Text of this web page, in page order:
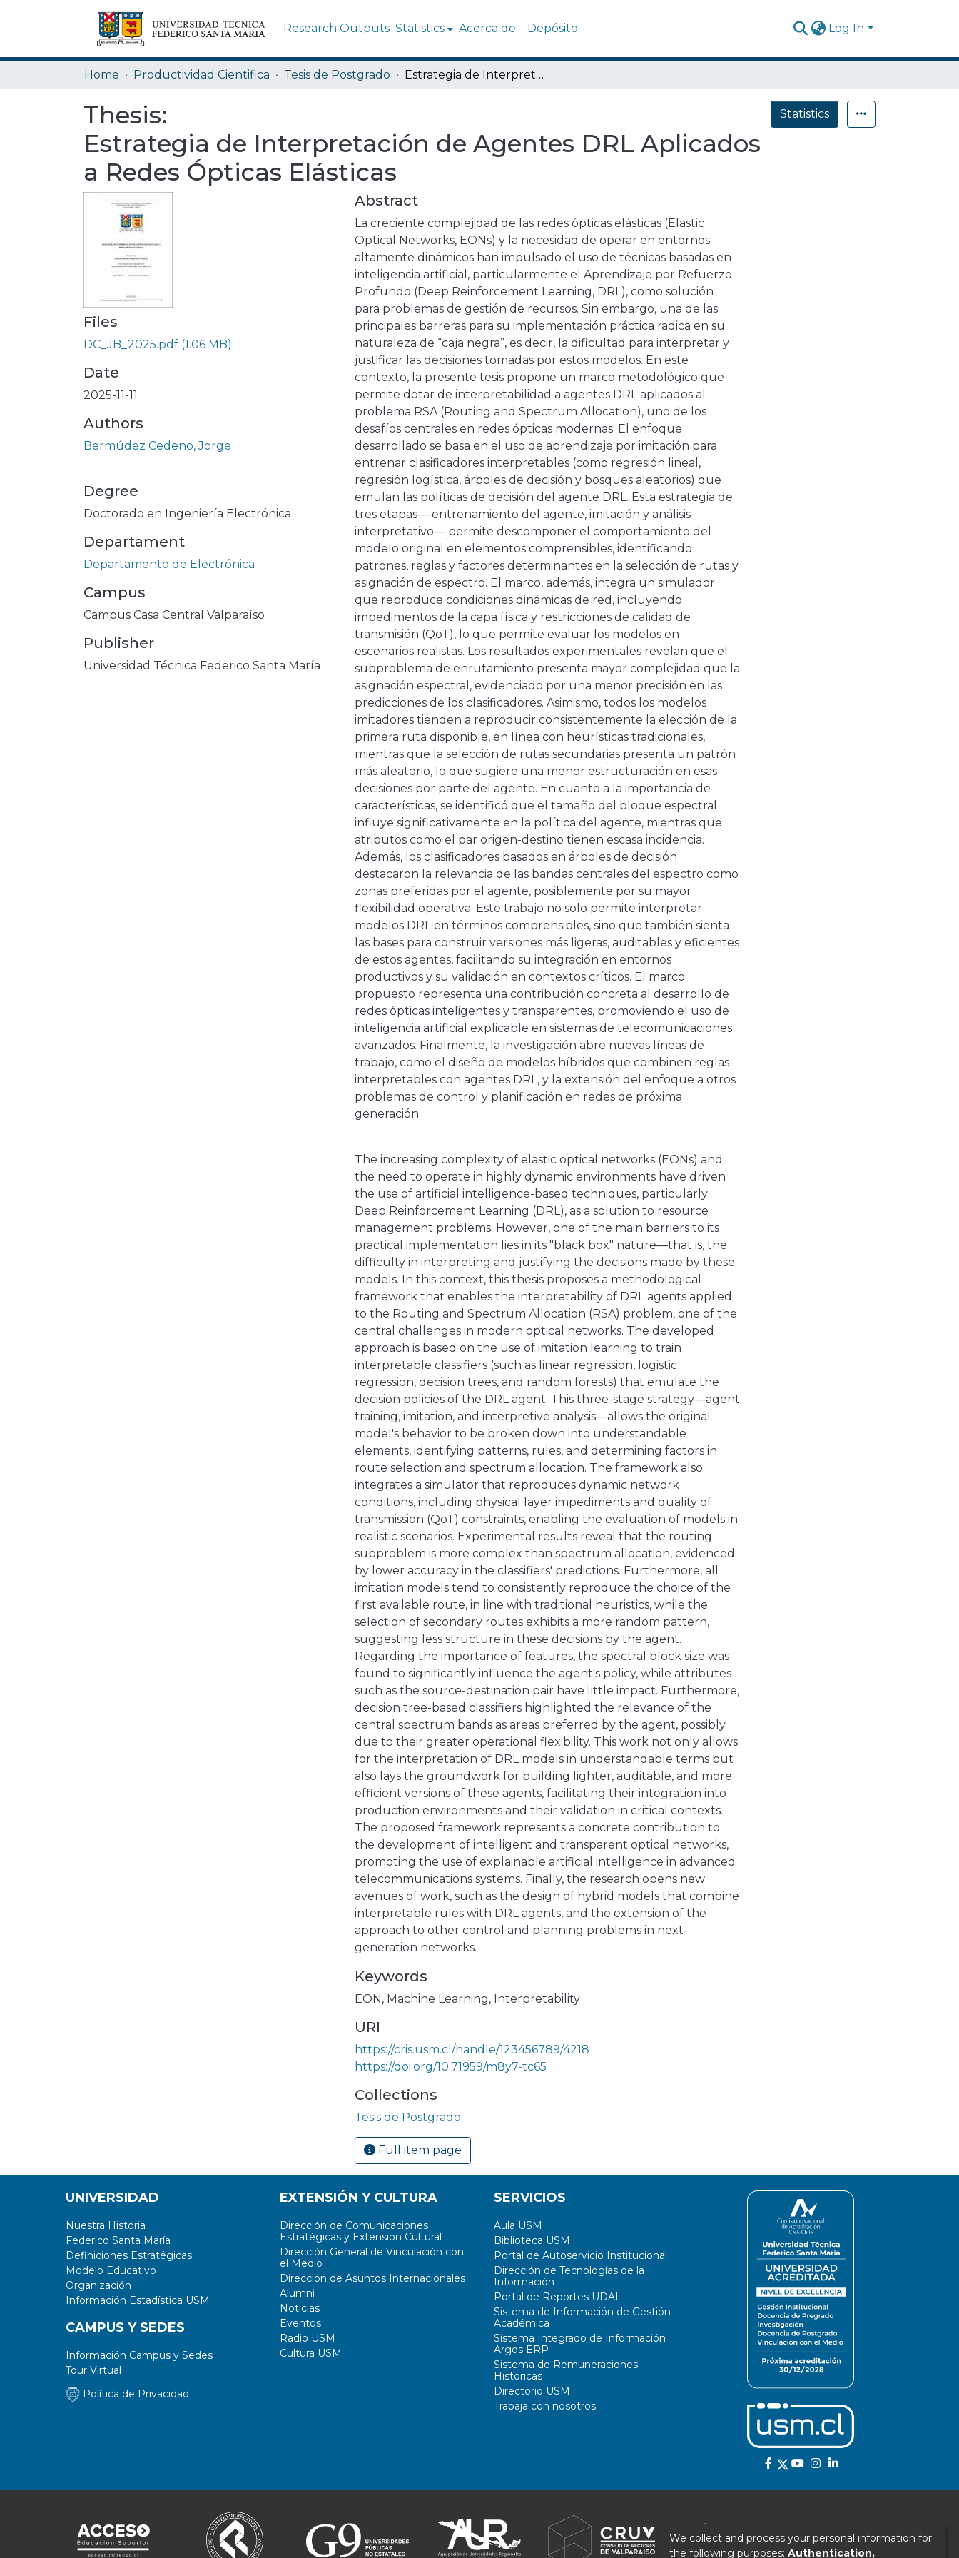
Research Outputs Statistics Acerca de Depósito Log In
Home Productividad Cientifica Tesis de Postgrado Estrategia de Interpretación de Agentes DRL Aplicados a Redes Ópticas Elásticas
Thesis:
Estrategia de Interpretación de Agentes DRL Aplicados
a Redes Ópticas Elásticas
Statistics
Files
DC_JB_2025.pdf (1.06 MB)
Date
2025-11-11
Authors
Bermúdez Cedeno, Jorge
Degree
Doctorado en Ingeniería Electrónica
Departament
Departamento de Electrónica
Campus
Campus Casa Central Valparaíso
Publisher
Universidad Técnica Federico Santa María
Abstract
La creciente complejidad de las redes ópticas elásticas (Elastic
Optical Networks, EONs) y la necesidad de operar en entornos
altamente dinámicos han impulsado el uso de técnicas basadas en
inteligencia artificial, particularmente el Aprendizaje por Refuerzo
Profundo (Deep Reinforcement Learning, DRL), como solución
para problemas de gestión de recursos. Sin embargo, una de las
principales barreras para su implementación práctica radica en su
naturaleza de “caja negra”, es decir, la dificultad para interpretar y
justificar las decisiones tomadas por estos modelos. En este
contexto, la presente tesis propone un marco metodológico que
permite dotar de interpretabilidad a agentes DRL aplicados al
problema RSA (Routing and Spectrum Allocation), uno de los
desafíos centrales en redes ópticas modernas. El enfoque
desarrollado se basa en el uso de aprendizaje por imitación para
entrenar clasificadores interpretables (como regresión lineal,
regresión logística, árboles de decisión y bosques aleatorios) que
emulan las políticas de decisión del agente DRL. Esta estrategia de
tres etapas —entrenamiento del agente, imitación y análisis
interpretativo— permite descomponer el comportamiento del
modelo original en elementos comprensibles, identificando
patrones, reglas y factores determinantes en la selección de rutas y
asignación de espectro. El marco, además, integra un simulador
que reproduce condiciones dinámicas de red, incluyendo
impedimentos de la capa física y restricciones de calidad de
transmisión (QoT), lo que permite evaluar los modelos en
escenarios realistas. Los resultados experimentales revelan que el
subproblema de enrutamiento presenta mayor complejidad que la
asignación espectral, evidenciado por una menor precisión en las
predicciones de los clasificadores. Asimismo, todos los modelos
imitadores tienden a reproducir consistentemente la elección de la
primera ruta disponible, en línea con heurísticas tradicionales,
mientras que la selección de rutas secundarias presenta un patrón
más aleatorio, lo que sugiere una menor estructuración en esas
decisiones por parte del agente. En cuanto a la importancia de
características, se identificó que el tamaño del bloque espectral
influye significativamente en la política del agente, mientras que
atributos como el par origen-destino tienen escasa incidencia.
Además, los clasificadores basados en árboles de decisión
destacaron la relevancia de las bandas centrales del espectro como
zonas preferidas por el agente, posiblemente por su mayor
flexibilidad operativa. Este trabajo no solo permite interpretar
modelos DRL en términos comprensibles, sino que también sienta
las bases para construir versiones más ligeras, auditables y eficientes
de estos agentes, facilitando su integración en entornos
productivos y su validación en contextos críticos. El marco
propuesto representa una contribución concreta al desarrollo de
redes ópticas inteligentes y transparentes, promoviendo el uso de
inteligencia artificial explicable en sistemas de telecomunicaciones
avanzados. Finalmente, la investigación abre nuevas líneas de
trabajo, como el diseño de modelos híbridos que combinen reglas
interpretables con agentes DRL, y la extensión del enfoque a otros
problemas de control y planificación en redes de próxima
generación.
The increasing complexity of elastic optical networks (EONs) and
the need to operate in highly dynamic environments have driven
the use of artificial intelligence-based techniques, particularly
Deep Reinforcement Learning (DRL), as a solution to resource
management problems. However, one of the main barriers to its
practical implementation lies in its "black box" nature—that is, the
difficulty in interpreting and justifying the decisions made by these
models. In this context, this thesis proposes a methodological
framework that enables the interpretability of DRL agents applied
to the Routing and Spectrum Allocation (RSA) problem, one of the
central challenges in modern optical networks. The developed
approach is based on the use of imitation learning to train
interpretable classifiers (such as linear regression, logistic
regression, decision trees, and random forests) that emulate the
decision policies of the DRL agent. This three-stage strategy—agent
training, imitation, and interpretive analysis—allows the original
model's behavior to be broken down into understandable
elements, identifying patterns, rules, and determining factors in
route selection and spectrum allocation. The framework also
integrates a simulator that reproduces dynamic network
conditions, including physical layer impediments and quality of
transmission (QoT) constraints, enabling the evaluation of models in
realistic scenarios. Experimental results reveal that the routing
subproblem is more complex than spectrum allocation, evidenced
by lower accuracy in the classifiers' predictions. Furthermore, all
imitation models tend to consistently reproduce the choice of the
first available route, in line with traditional heuristics, while the
selection of secondary routes exhibits a more random pattern,
suggesting less structure in these decisions by the agent.
Regarding the importance of features, the spectral block size was
found to significantly influence the agent's policy, while attributes
such as the source-destination pair have little impact. Furthermore,
decision tree-based classifiers highlighted the relevance of the
central spectrum bands as areas preferred by the agent, possibly
due to their greater operational flexibility. This work not only allows
for the interpretation of DRL models in understandable terms but
also lays the groundwork for building lighter, auditable, and more
efficient versions of these agents, facilitating their integration into
production environments and their validation in critical contexts.
The proposed framework represents a concrete contribution to
the development of intelligent and transparent optical networks,
promoting the use of explainable artificial intelligence in advanced
telecommunications systems. Finally, the research opens new
avenues of work, such as the design of hybrid models that combine
interpretable rules with DRL agents, and the extension of the
approach to other control and planning problems in next-
generation networks.
Keywords
EON, Machine Learning, Interpretability
URI
https://cris.usm.cl/handle/123456789/4218
https://doi.org/10.71959/m8y7-tc65
Collections
Tesis de Postgrado
Full item page
UNIVERSIDAD
Nuestra Historia
Federico Santa María
Definiciones Estratégicas
Modelo Educativo
Organización
Información Estadística USM
CAMPUS Y SEDES
Información Campus y Sedes
Tour Virtual
Política de Privacidad
EXTENSIÓN Y CULTURA
Dirección de Comunicaciones
Estratégicas y Extensión Cultural
Dirección General de Vinculación con
el Medio
Dirección de Asuntos Internacionales
Alumni
Noticias
Eventos
Radio USM
Cultura USM
SERVICIOS
Aula USM
Biblioteca USM
Portal de Autoservicio Institucional
Dirección de Tecnologías de la
Información
Portal de Reportes UDAI
Sistema de Información de Gestión
Académica
Sistema Integrado de Información
Argos ERP
Sistema de Remuneraciones
Históricas
Directorio USM
Trabaja con nosotros
We collect and process your personal information for
the following purposes: Authentication,